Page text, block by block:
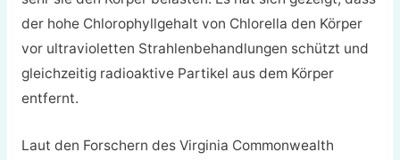
der hohe Chlorophyllgehalt von Chlorella den Körper
vor ultravioletten Strahlenbehandlungen schützt und
gleichzeitig radioaktive Partikel aus dem Körper
entfernt.
Laut den Forschern des Virginia Commonwealth